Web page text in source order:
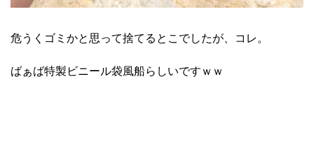
危うくゴミかと思って捨てるとこでしたが、コレ。
ばぁば特製ビニール袋風船らしいですｗｗ